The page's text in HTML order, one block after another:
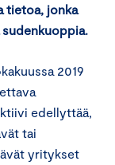
tietoa, jonka
2019
edellyttää,
tai
yritykset